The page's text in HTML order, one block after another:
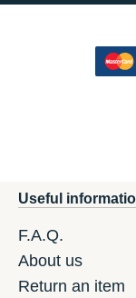
Useful
F.A.Q.
About us
Return an item